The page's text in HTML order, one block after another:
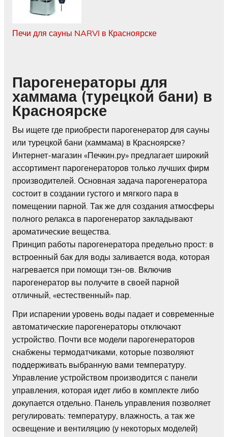
Печи для сауны NARVI в Красноярске
Парогенераторы для
хаммама (турецкой бани) в
Красноярске
Вы ищете где приобрести парогенератор для сауны
или турецкой бани (хаммама) в Красноярске?
Интернет-магазин «Печкин.ру» предлагает широкий
ассортимент парогенераторов только лучших фирм
производителей. Основная задача парогенератора
состоит в создании густого и мягкого пара в
помещении парной. Так же для создания атмосферы
полного релакса в парогенератор закладывают
ароматические вещества.
Принцип работы парогенератора предельно прост: в
встроенный бак для воды заливается вода, которая
нагревается при помощи тэн-ов. Включив
парогенератор вы получите в своей парной
отличный, «естественный» пар.
При испарении уровень воды падает и современные
автоматические парогенераторы отключают
устройство. Почти все модели парогенераторов
снабжены термодатчиками, которые позволяют
поддерживать выбранную вами температуру.
Управление устройством производится с панели
управления, которая идет либо в комплекте либо
докупается отдельно. Панель управления позволяет
регулировать: температуру, влажность, а так же
освещение и вентиляцию (у некоторых моделей)